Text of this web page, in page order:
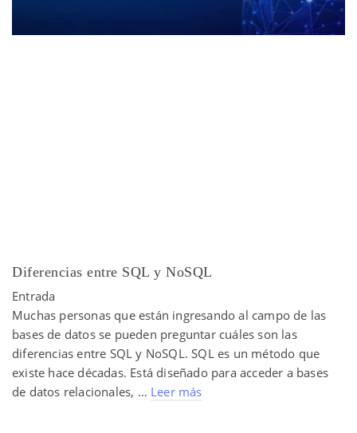
Diferencias entre SQL y NoSQL
Entrada
Muchas personas que están ingresando al campo de las
bases de datos se pueden preguntar cuáles son las
diferencias entre SQL y NoSQL. SQL es un método que
existe hace décadas. Está diseñado para acceder a bases
de datos relacionales, … Leer más